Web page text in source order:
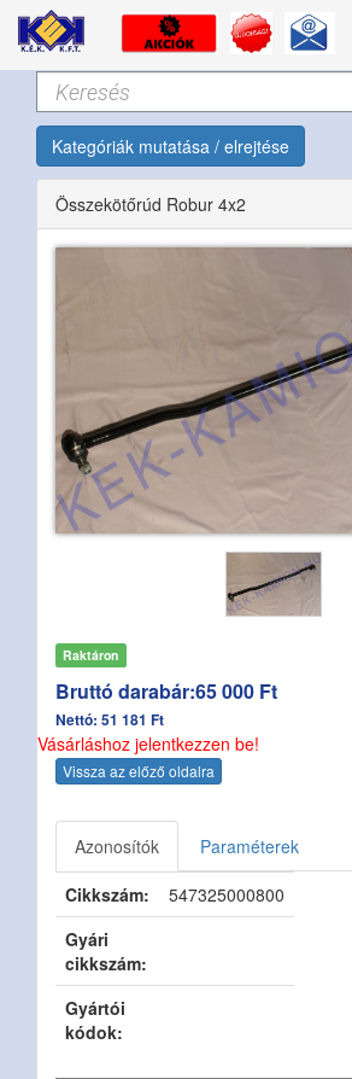
Kategóriák mutatása / elrejtése
Összekötőrúd Robur 4x2
Raktáron
Bruttó darabár:65 000 Ft
Nettó: 51 181 Ft
Vásárláshoz jelentkezzen be!
Vissza az előző oldalra
Azonosítók
Paraméterek
Cikkszám:
547325000800
Gyári
cikkszám:
Gyártói
kódok: